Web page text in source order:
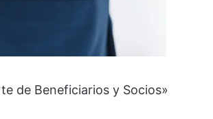
de Beneficiarios y Socios»